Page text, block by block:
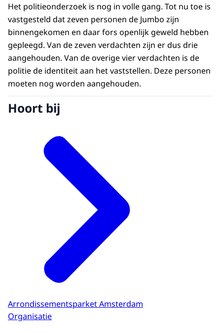
Het politieonderzoek is nog in volle gang. Tot nu toe is
vastgesteld dat zeven personen de Jumbo zijn
binnengekomen en daar fors openlijk geweld hebben
gepleegd. Van de zeven verdachten zijn er dus drie
aangehouden. Van de overige vier verdachten is de
politie de identiteit aan het vaststellen. Deze personen
moeten nog worden aangehouden.
Hoort bij
Arrondissementsparket Amsterdam
Organisatie